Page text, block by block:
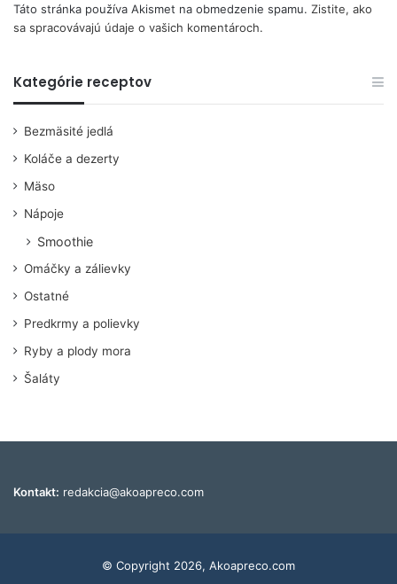
Táto stránka používa Akismet na obmedzenie spamu. Zistite, ako
sa spracovávajú údaje o vašich komentároch.
Kategórie receptov
Bezmäsité jedlá
Koláče a dezerty
Mäso
Nápoje
Smoothie
Omáčky a zálievky
Ostatné
Predkrmy a polievky
Ryby a plody mora
Šaláty
Kontakt: redakcia@akoapreco.com
© Copyright 2026, Akoapreco.com